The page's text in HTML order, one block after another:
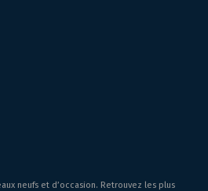
neufs et d’occasion. Retrouvez les plus